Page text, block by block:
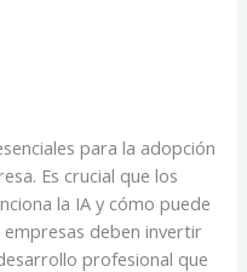
para la adopción
Es crucial que los
la IA y cómo puede
empresas deben invertir
profesional que